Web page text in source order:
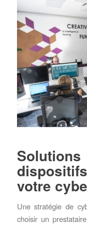
votre
Une stratégie de
choisir un